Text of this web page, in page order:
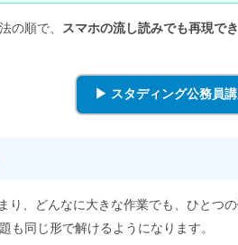
順で、 スマホの流し読みでも再現で
▶ スタディング公務員
り、どんなに大きな作業でも、ひとつ
も同じ形で解けるようになります。